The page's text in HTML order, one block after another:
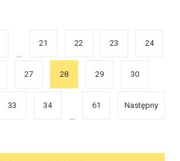
...
21 22 23 24
27 28 29 30
33
34
...
61 Następny